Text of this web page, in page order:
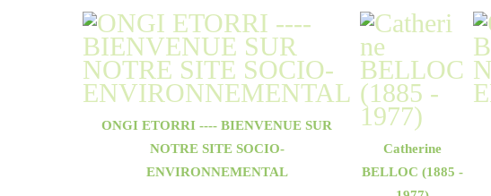
ONGI ETORRI ---- BIENVENUE SUR
NOTRE SITE SOCIO-
ENVIRONNEMENTAL
Catherine
BELLOC (1885 -